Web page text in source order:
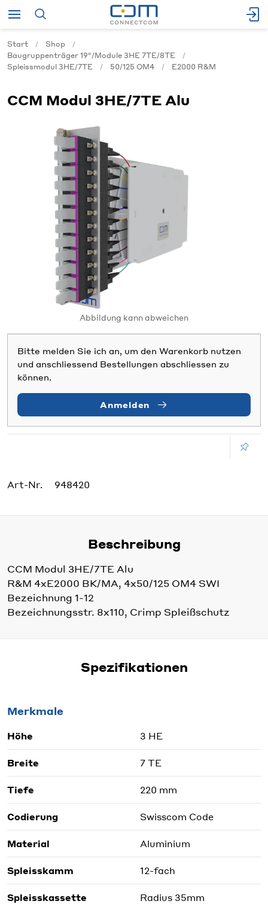
Start
Shop
Baugruppenträger 19"/Module 3HE 7TE/8TE
Spleissmodul 3HE/7TE
50/125 OM4 E2000 R&M
CCM Modul 3HE/7TE Alu
Abbildung kann abweichen
Bitte melden Sie ich an, um den Warenkorb nutzen
und anschliessend Bestellungen abschliessen zu
können.
Anmelden
Art-Nr. 948420
Beschreibung
CCM Modul 3HE/7TE Alu
R&M 4xE2000 BK/MA, 4x50/125 OM4 SWI
Bezeichnung 1-12
Bezeichnungsstr. 8x110, Crimp Spleißschutz
Spezifikationen
Merkmale
Höhe 3 HE
Breite 7 TE
Tiefe 220 mm
Codierung Swisscom Code
Material Aluminium
Spleisskamm 12-fach
Spleisskassette Radius 35mm